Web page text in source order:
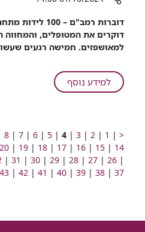
שיתוף
רגעים
בבית
החולים
דוברות רמב"ם –
דוקרים את המטופלים, והמחווה
למאושפזים. חמישה רגעים שעשו
למידע נוסףעל
5
בבית
החולים
התת-קרקעי
ברמב"ם
<מעבר
לעמוד
קודם
| מעבר
לעמוד
מספר
1
| מעבר
לעמוד
מספר
2
| מעבר
לעמוד
מספר
3
| עמוד
מספר
4
| מעבר
לעמוד
מספר
5
| מעבר
לעמוד
מספר
6
| מעבר
לעמוד
מספר
7
|
8
14
| מעבר
לעמוד
מספר
15
| מעבר
לעמוד
מספר
16
| מעבר
לעמוד
מספר
17
| מעבר
לעמוד
מספר
18
| מעבר
לעמוד
מספר
19
|
20
| מעבר
לעמוד
26
| מעבר
לעמוד
27
| מעבר
לעמוד
28
| מעבר
לעמוד
29
| מעבר
לעמוד
30
| מעבר
לעמוד
31
|
37
| מעבר
38
| מעבר
39
| מעבר
40
| מעבר
41
| מעבר
42
|
43